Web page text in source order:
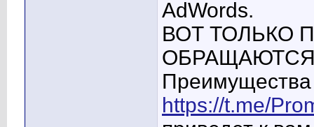
AdWords.
ВОТ ТОЛЬКО
https://t.me/